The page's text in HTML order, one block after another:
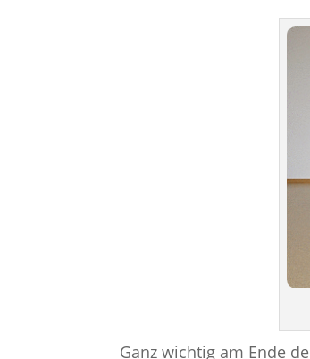
Ganz wichtig am Ende